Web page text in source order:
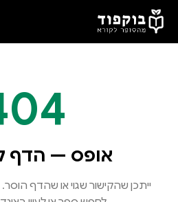
דלג לתוכן הראשי
אופס — הדף
ייתכן שהקישור שגוי או שהדף